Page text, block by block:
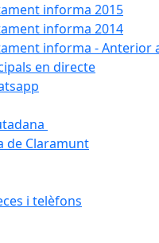
informa 2015
informa 2014
informa - Anterior
en directe
de Claramunt
i telèfons